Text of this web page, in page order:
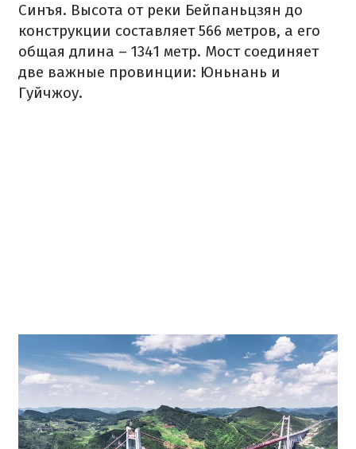
Синъя. Высота от реки Бейпаньцзян до
конструкции составляет 566 метров, а его
общая длина – 1341 метр. Мост соединяет
две важные провинции: Юньнань и
Гуйчжоу.